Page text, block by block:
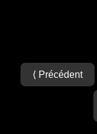
⟨ Précédent